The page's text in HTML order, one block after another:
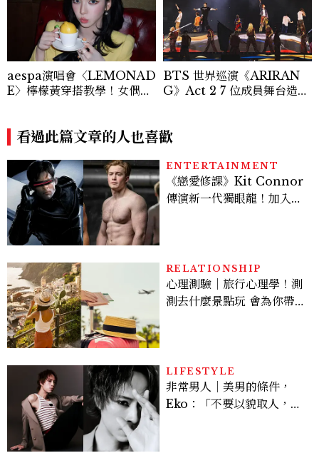
aespa演唱會〈LEMONAD
E〉檸檬黃穿搭教學！女偶像
BTS 世界巡演《ARIRAN
G》Act 2 7 位成員舞台造型
看過此篇文章的人也喜歡
ENTERTAINMENT
《戀愛修課》Kit Connor
傳演新一代獨眼龍！加入新
RELATIONSHIP
心理測驗｜旅行心理學！測
測去什麼景點玩 會為你帶來
LIFESTYLE
非常男人｜美男的條件，
Eko：「不要以貌取人，內